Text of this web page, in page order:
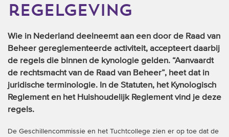
regelgeving
Wie in Nederland deelneemt aan een door de Raad van
Beheer gereglementeerde activiteit, accepteert daarbij
de regels die binnen de kynologie gelden. “Aanvaardt
de rechtsmacht van de Raad van Beheer”, heet dat in
juridische terminologie. In de Statuten, het Kynologisch
Reglement en het Huishoudelijk Reglement vind je deze
regels.
De Geschillencommissie en het Tuchtcollege zien er op toe dat de